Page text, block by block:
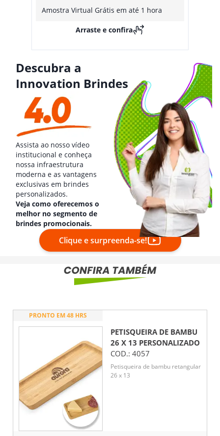
Amostra Virtual Grátis em até 1 hora
Arraste e confira
Descubra a
Innovation Brindes
Assista ao nosso vídeo
institucional e conheça
nossa infraestrutura
moderna e as vantagens
exclusivas em brindes
personalizados.
Veja como oferecemos o
melhor no segmento de
brindes promocionais.
Clique e surpreenda-se!
PRONTO EM 48 HRS
PETISQUEIRA DE BAMBU
26 X 13 PERSONALIZADO
COD.: 4057
Petisqueira de bambu retangular
26 x 13